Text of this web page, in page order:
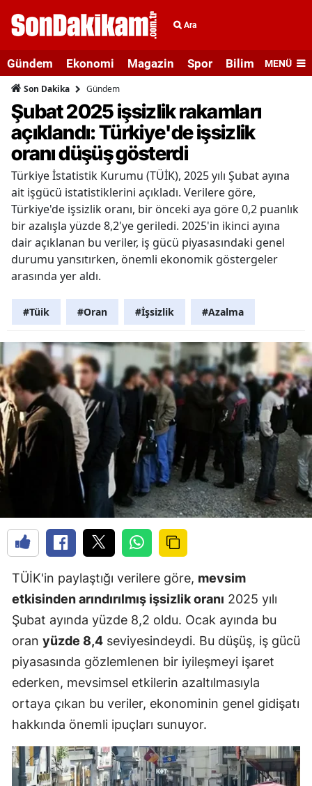
Ara
Gündem Ekonomi Magazin Spor Bilim veMENÜ
Son Dakika Gündem
Şubat 2025 işsizlik rakamları
açıklandı: Türkiye'de işsizlik
oranı düşüş gösterdi
Türkiye İstatistik Kurumu (TÜİK), 2025 yılı Şubat ayına
ait işgücü istatistiklerini açıkladı. Verilere göre,
Türkiye'de işsizlik oranı, bir önceki aya göre 0,2 puanlık
bir azalışla yüzde 8,2'ye geriledi. 2025'in ikinci ayına
dair açıklanan bu veriler, iş gücü piyasasındaki genel
durumu yansıtırken, önemli ekonomik göstergeler
arasında yer aldı.
#Tüik #Oran #İşsizlik #Azalma
TÜİK'in paylaştığı verilere göre, mevsim
etkisinden arındırılmış işsizlik oranı 2025 yılı
Şubat ayında yüzde 8,2 oldu. Ocak ayında bu
oran yüzde 8,4 seviyesindeydi. Bu düşüş, iş gücü
piyasasında gözlemlenen bir iyileşmeyi işaret
ederken, mevsimsel etkilerin azaltılmasıyla
ortaya çıkan bu veriler, ekonominin genel gidişatı
hakkında önemli ipuçları sunuyor.